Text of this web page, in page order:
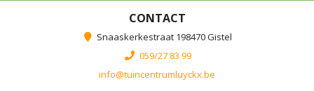
CONTACT
Snaaskerkestraat 198470 Gistel
059/27 83 99
info@tuincentrumluyckx.be